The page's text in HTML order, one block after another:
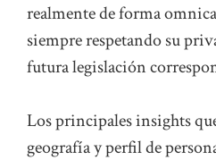
realmente de forma
siempre respetando su
futura legislación
Los principales insights
geografía y perfil de